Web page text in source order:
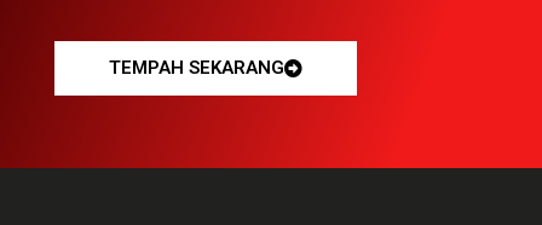
TEMPAH SEKARANG